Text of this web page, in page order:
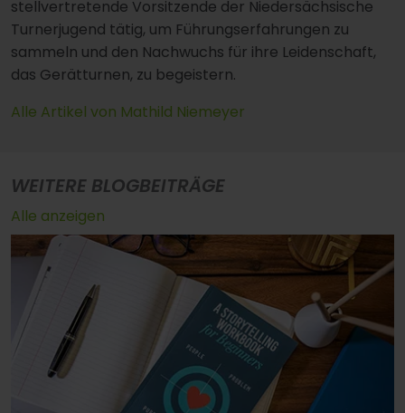
stellvertretende Vorsitzende der Niedersächsische
Turnerjugend tätig, um Führungserfahrungen zu
sammeln und den Nachwuchs für ihre Leidenschaft,
das Gerätturnen, zu begeistern.
Alle Artikel von Mathild Niemeyer
WEITERE BLOGBEITRÄGE
Alle anzeigen